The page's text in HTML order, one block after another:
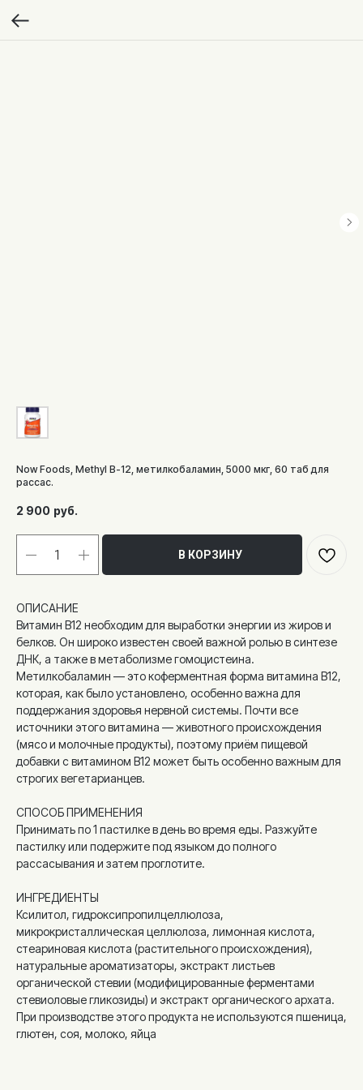
Now Foods, Methyl B-12, метилкобаламин, 5000 мкг, 60 таб для
рассас.
2 900 руб.
В КОРЗИНУ
ОПИСАНИЕ
Витамин B12 необходим для выработки энергии из жиров и
белков. Он широко известен своей важной ролью в синтезе
ДНК, а также в метаболизме гомоцистеина.
Метилкобаламин — это коферментная форма витамина B12,
которая, как было установлено, особенно важна для
поддержания здоровья нервной системы. Почти все
источники этого витамина — животного происхождения
(мясо и молочные продукты), поэтому приём пищевой
добавки с витамином B12 может быть особенно важным для
строгих вегетарианцев.
СПОСОБ ПРИМЕНЕНИЯ
Принимать по 1 пастилке в день во время еды. Разжуйте
пастилку или подержите под языком до полного
рассасывания и затем проглотите.
ИНГРЕДИЕНТЫ
Ксилитол, гидроксипропилцеллюлоза,
микрокристаллическая целлюлоза, лимонная кислота,
стеариновая кислота (растительного происхождения),
натуральные ароматизаторы, экстракт листьев
органической стевии (модифицированные ферментами
стевиоловые гликозиды) и экстракт органического архата.
При производстве этого продукта не используются пшеница,
глютен, соя, молоко, яйца